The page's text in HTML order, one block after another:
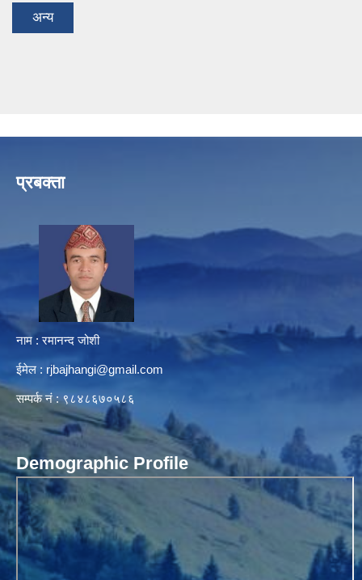
अन्य
प्रबक्ता
नाम : रमानन्द जोशी
ईमेल : rjbajhangi@gmail.com
सम्पर्क नं : ९८४८६७०५८६
Demographic Profile